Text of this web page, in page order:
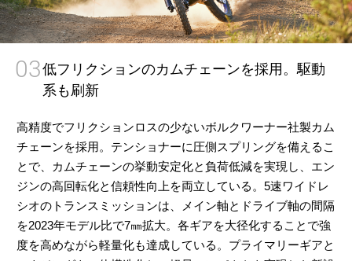
03低フリクションのカムチェーンを採用。駆動
系も刷新
高精度でフリクションロスの少ないボルクワーナー社製カム
チェーンを採用。テンショナーに圧側スプリングを備えるこ
とで、カムチェーンの挙動安定化と負荷低減を実現し、エン
ジンの高回転化と信頼性向上を両立している。5速ワイドレ
シオのトランスミッションは、メイン軸とドライブ軸の間隔
を2023年モデル比で7㎜拡大。各ギアを大径化することで強
度を高めながら軽量化も達成している。プライマリーギアと